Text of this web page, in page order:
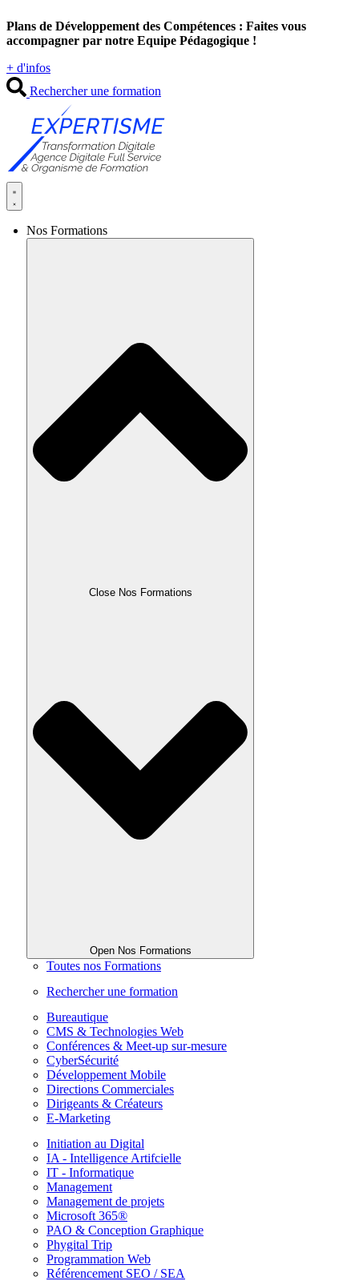
au
contenu
Plans de Développement des Compétences : Faites vous
accompagner par notre Equipe Pédagogique !
+ d'infos
Rechercher une formation
Nos Formations
Close Nos Formations
Open Nos Formations
Toutes nos Formations
Rechercher une formation
Bureautique
CMS & Technologies Web
Conférences & Meet-up sur-mesure
CyberSécurité
Développement Mobile
Directions Commerciales
Dirigeants & Créateurs
E-Marketing
Initiation au Digital
IA - Intelligence Artifcielle
IT - Informatique
Management
Management de projets
Microsoft 365®
PAO & Conception Graphique
Phygital Trip
Programmation Web
Référencement SEO / SEA